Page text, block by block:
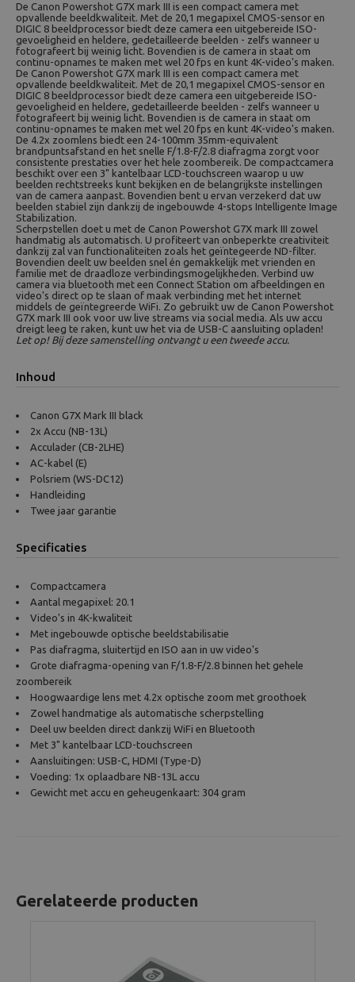
De Canon Powershot G7X mark III is een compact camera met
opvallende beeldkwaliteit. Met de 20,1 megapixel CMOS-sensor en
DIGIC 8 beeldprocessor biedt deze camera een uitgebereide ISO-
gevoeligheid en heldere, gedetailleerde beelden - zelfs wanneer u
fotografeert bij weinig licht. Bovendien is de camera in staat om
continu-opnames te maken met wel 20 fps en kunt 4K-video's maken.
De Canon Powershot G7X mark III is een compact camera met
opvallende beeldkwaliteit. Met de 20,1 megapixel CMOS-sensor en
DIGIC 8 beeldprocessor biedt deze camera een uitgebereide ISO-
gevoeligheid en heldere, gedetailleerde beelden - zelfs wanneer u
fotografeert bij weinig licht. Bovendien is de camera in staat om
continu-opnames te maken met wel 20 fps en kunt 4K-video's maken.
De 4.2x zoomlens biedt een 24-100mm 35mm-equivalent
brandpuntsafstand en het snelle F/1.8-F/2.8 diafragma zorgt voor
consistente prestaties over het hele zoombereik. De compactcamera
beschikt over een 3" kantelbaar LCD-touchscreen waarop u uw
beelden rechtstreeks kunt bekijken en de belangrijkste instellingen
van de camera aanpast. Bovendien bent u ervan verzekerd dat uw
beelden stabiel zijn dankzij de ingebouwde 4-stops Intelligente Image
Stabilization.
Scherpstellen doet u met de Canon Powershot G7X mark III zowel
handmatig als automatisch. U profiteert van onbeperkte creativiteit
dankzij zal van functionaliteiten zoals het geïntegeerde ND-filter.
Bovendien deelt uw beelden snel én gemakkelijk met vrienden en
familie met de draadloze verbindingsmogelijkheden. Verbind uw
camera via bluetooth met een Connect Station om afbeeldingen en
video's direct op te slaan of maak verbinding met het internet
middels de geïntegreerde WiFi. Zo gebruikt uw de Canon Powershot
G7X mark III ook voor uw live streams via social media. Als uw accu
dreigt leeg te raken, kunt uw het via de USB-C aansluiting opladen!
Let op! Bij deze samenstelling ontvangt u een tweede accu.
Inhoud
Canon G7X Mark III black
2x Accu (NB-13L)
Acculader (CB-2LHE)
AC-kabel (E)
Polsriem (WS-DC12)
Handleiding
Twee jaar garantie
Specificaties
Compactcamera
Aantal megapixel: 20.1
Video's in 4K-kwaliteit
Met ingebouwde optische beeldstabilisatie
Pas diafragma, sluitertijd en ISO aan in uw video's
Grote diafragma-opening van F/1.8-F/2.8 binnen het gehele
zoombereik
Hoogwaardige lens met 4.2x optische zoom met groothoek
Zowel handmatige als automatische scherpstelling
Deel uw beelden direct dankzij WiFi en Bluetooth
Met 3" kantelbaar LCD-touchscreen
Aansluitingen: USB-C, HDMI (Type-D)
Voeding: 1x oplaadbare NB-13L accu
Gewicht met accu en geheugenkaart: 304 gram
Gerelateerde producten